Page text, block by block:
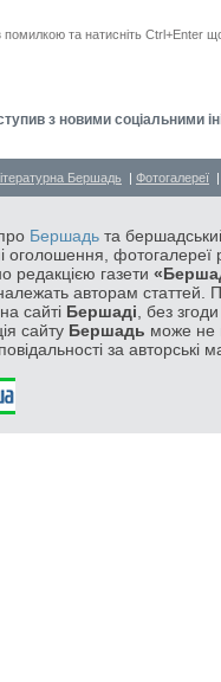
та натисніть Ctrl+Enter
з новими соціальними
Бершадь | Фотогалереї
Бершадь та
оголошення, фотогалереї
редакцією газети
авторам статтей.
сайті Бершаді , без
сайту Бершадь може не
за авторські